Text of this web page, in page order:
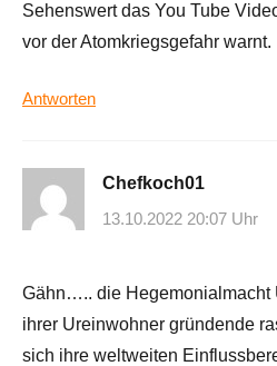
Sehenswert das You Tube
vor der Atomkriegsgefahr warnt.
Antworten
Chefkoch01
13.10.2022 20:07 Uhr
Gähn….. die Hegemonialmacht
ihrer Ureinwohner gründende
sich ihre weltweiten